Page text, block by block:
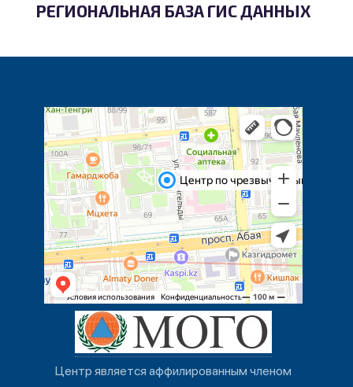
РЕГИОНАЛЬНАЯ БАЗА ГИС ДАННЫХ
Центр является аффилированным членом